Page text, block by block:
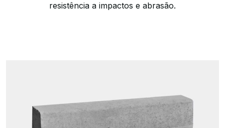
resistência a impactos e abrasão.